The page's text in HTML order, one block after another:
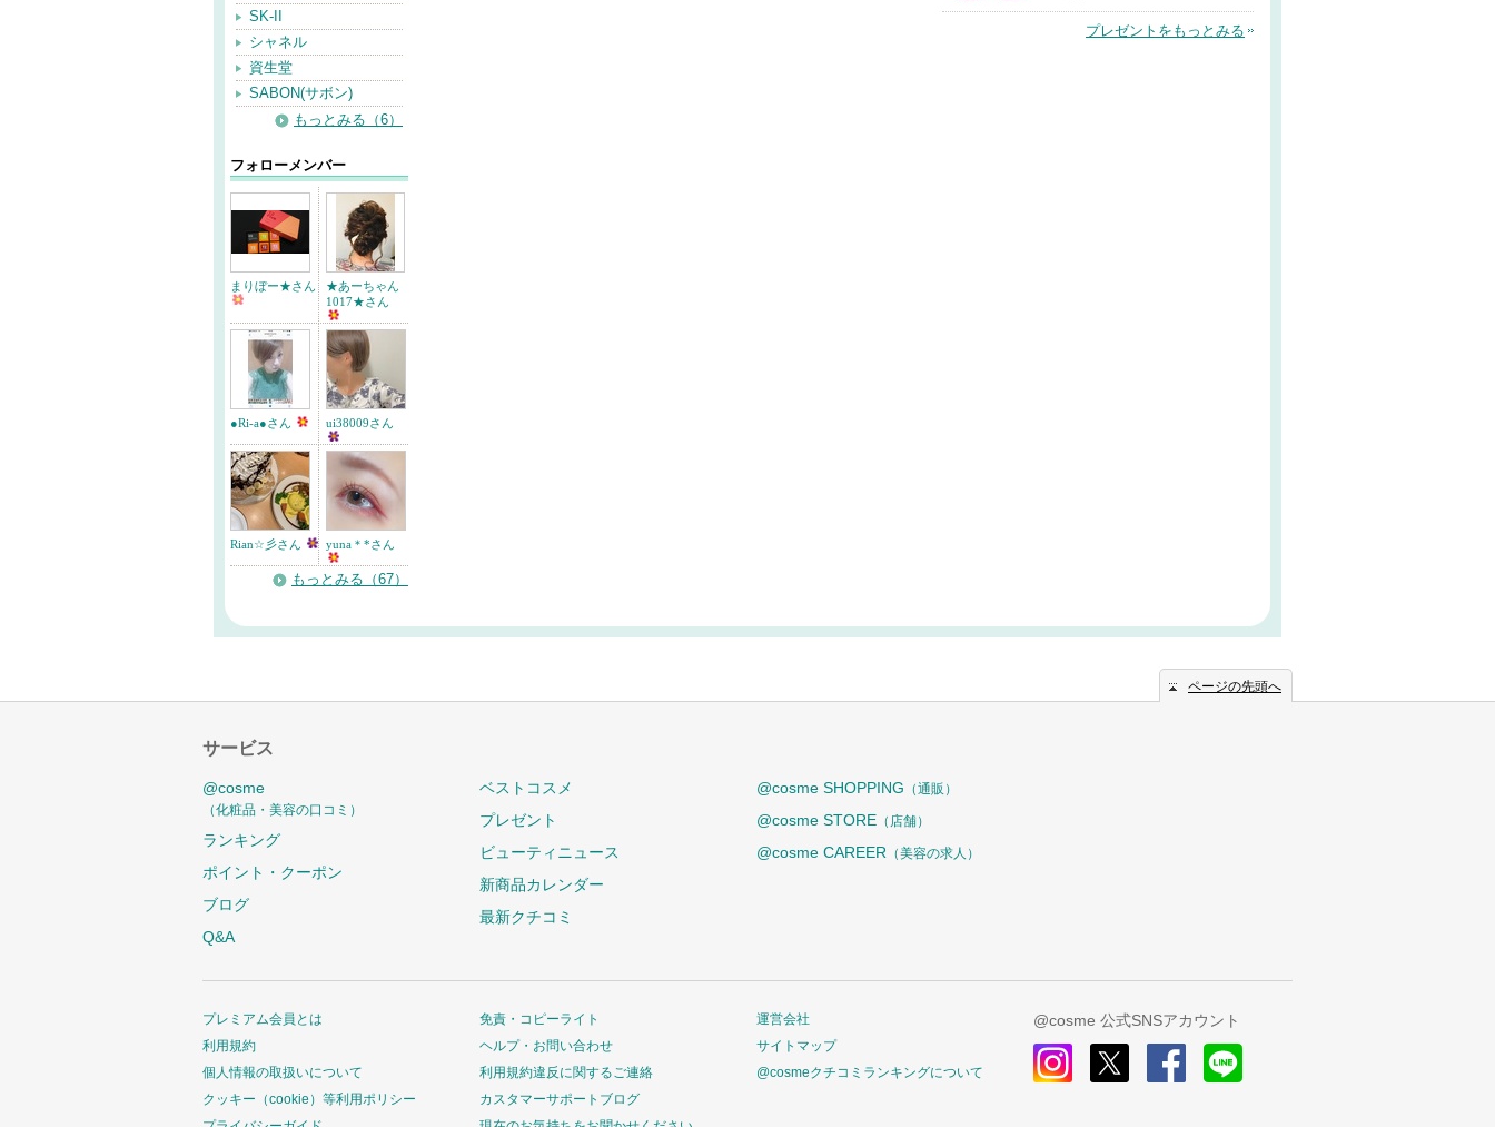
SK-II
シャネル
資生堂
SABON(サボン)
もっとみる（6）
フォローメンバー
まりぼー★さん
★あーちゃん
1017★さん
●Ri-a●さん ui38009さん
Rian☆彡さん yuna＊*さん
もっとみる（67）
プレゼントをもっとみる
ページの先頭へ
サービス
@cosme
（化粧品・美容の口コミ）
ランキング
ポイント・クーポン
ブログ
Q&A
ベストコスメ
プレゼント
ビューティニュース
新商品カレンダー
最新クチコミ
@cosme SHOPPING （通販）
@cosme STORE （店舗）
@cosme CAREER （美容の求人）
プレミアム会員とは
利用規約
個人情報の取扱いについて
クッキー（cookie）等利用ポリシー
免責・コピーライト
ヘルプ・お問い合わせ
利用規約違反に関するご連絡
カスタマーサポートブログ
運営会社
サイトマップ
@cosmeクチコミランキングについて
@cosme 公式SNSアカウント